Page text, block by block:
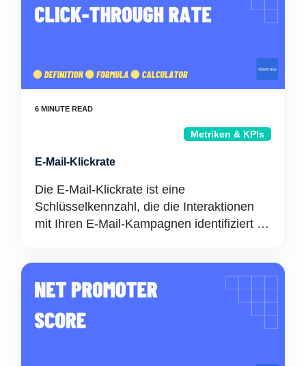
Metriken & KPIs
E-Mail-Klickrate
Die E-Mail-Klickrate ist eine
Schlüsselkennzahl, die die Interaktionen
mit Ihren E-Mail-Kampagnen identifiziert …